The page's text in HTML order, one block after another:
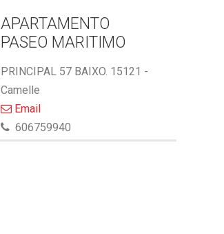
APARTAMENTO
PASEO MARITIMO
PRINCIPAL 57 BAIXO. 15121 -
Camelle
Email
606759940